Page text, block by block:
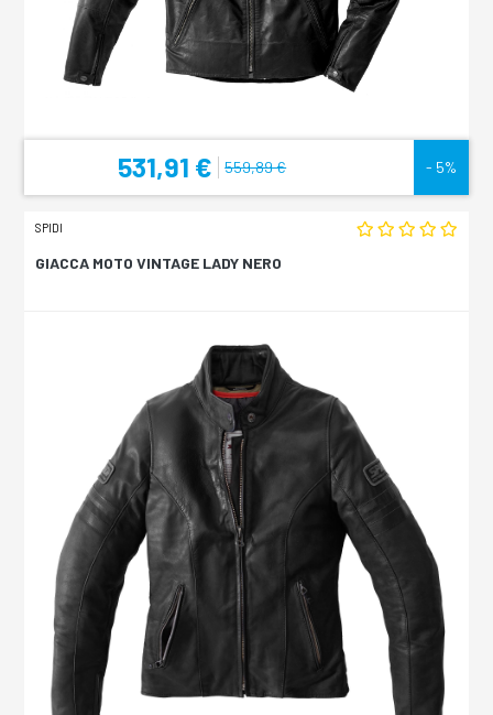
531,91 € 559,89 € - 5%
SPIDI
GIACCA MOTO VINTAGE LADY NERO